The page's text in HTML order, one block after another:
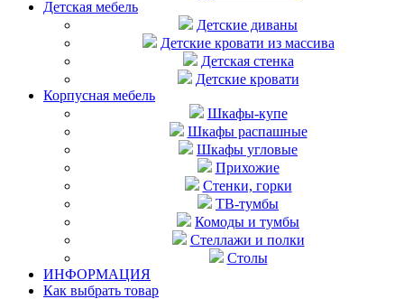
Детская мебель
Детские диваны
Детские кровати из массива
Детская стенка
Детские кровати
Корпусная мебель
Шкафы-купе
Шкафы распашные
Шкафы угловые
Прихожие
Стенки, горки
ТВ-тумбы
Комоды и тумбы
Стеллажи и полки
Столы
ИНФОРМАЦИЯ
Как выбрать товар